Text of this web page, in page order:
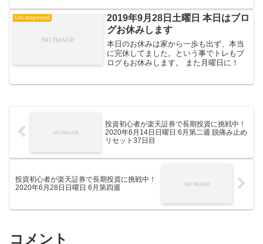
Uncategorized
2019年9月28日土曜日 本日はブロ
グお休みします
本日のお休みは家から一歩も出ず、本当
に完休してました。という事でトレもブ
ログもお休みします。 また月曜日に！
投資初心者が楽天証券で長期投資に挑戦中！
2020年6月14日日曜日 6月第二週 脱痛み止め
リセット37日目
投資初心者が楽天証券で長期投資に挑戦中！
2020年6月28日日曜日 6月第四週
コメント